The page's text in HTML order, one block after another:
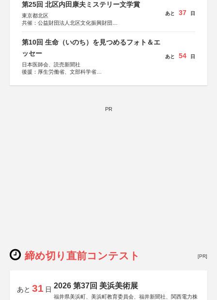
第25回 北区内田康夫ミステリー文学賞
東京都北区
共催：公益財団法人北区文化振興財団
協賛：株式会社実業之日本社
あと 37 日
第10回 生命（いのち）を見つめるフォト＆エ
ッセー
日本医師会、読売新聞社
後援：厚生労働省、文部科学省
しん生命保険株式会社
あと 54 日
PR
締め切り直前コンテスト [PR]
あと 31 日 2026 第37回 美浜美術展
福井県美浜町、美浜町教育委員会、福井新聞社、関西電力株